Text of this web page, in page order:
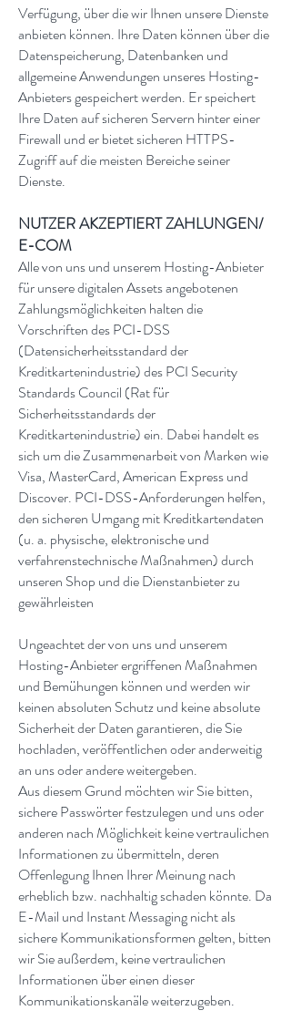
Verfügung, über die wir Ihnen unsere Dienste
anbieten können. Ihre Daten können über die
Datenspeicherung, Datenbanken und
allgemeine Anwendungen unseres Hosting-
Anbieters gespeichert werden. Er speichert
Ihre Daten auf sicheren Servern hinter einer
Firewall und er bietet sicheren HTTPS-
Zugriff auf die meisten Bereiche seiner
Dienste.
NUTZER AKZEPTIERT ZAHLUNGEN/
E-COM
Alle von uns und unserem Hosting-Anbieter
für unsere digitalen Assets angebotenen
Zahlungsmöglichkeiten halten die
Vorschriften des PCI-DSS
(Datensicherheitsstandard der
Kreditkartenindustrie) des PCI Security
Standards Council (Rat für
Sicherheitsstandards der
Kreditkartenindustrie) ein. Dabei handelt es
sich um die Zusammenarbeit von Marken wie
Visa, MasterCard, American Express und
Discover. PCI-DSS-Anforderungen helfen,
den sicheren Umgang mit Kreditkartendaten
(u. a. physische, elektronische und
verfahrenstechnische Maßnahmen) durch
unseren Shop und die Dienstanbieter zu
gewährleisten
Ungeachtet der von uns und unserem
Hosting-Anbieter ergriffenen Maßnahmen
und Bemühungen können und werden wir
keinen absoluten Schutz und keine absolute
Sicherheit der Daten garantieren, die Sie
hochladen, veröffentlichen oder anderweitig
an uns oder andere weitergeben.
Aus diesem Grund möchten wir Sie bitten,
sichere Passwörter festzulegen und uns oder
anderen nach Möglichkeit keine vertraulichen
Informationen zu übermitteln, deren
Offenlegung Ihnen Ihrer Meinung nach
erheblich bzw. nachhaltig schaden könnte. Da
E-Mail und Instant Messaging nicht als
sichere Kommunikationsformen gelten, bitten
wir Sie außerdem, keine vertraulichen
Informationen über einen dieser
Kommunikationskanäle weiterzugeben.